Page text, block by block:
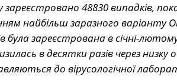
зареєстровано 48830 випадків,
найбільш заразного варіанту
була зареєстрована в січні-
в десятки разів через
до вірусологічної